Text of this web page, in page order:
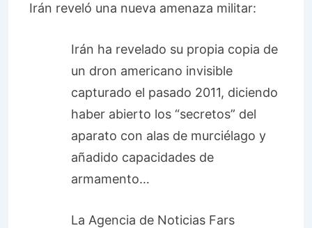
Irán reveló una nueva amenaza militar:
Irán ha revelado su propia copia de
un dron americano invisible
capturado el pasado 2011, diciendo
haber abierto los “secretos” del
aparato con alas de murciélago y
añadido capacidades de
armamento…
La Agencia de Noticias Fars